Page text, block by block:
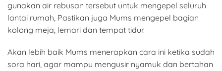
gunakan air rebusan tersebut untuk mengepel seluruh
lantai rumah, Pastikan juga Mums mengepel bagian
kolong meja, lemari dan tempat tidur.
Akan lebih baik Mums menerapkan cara ini ketika sudah
sora hari, agar mampu mengusir nyamuk dan bertahan